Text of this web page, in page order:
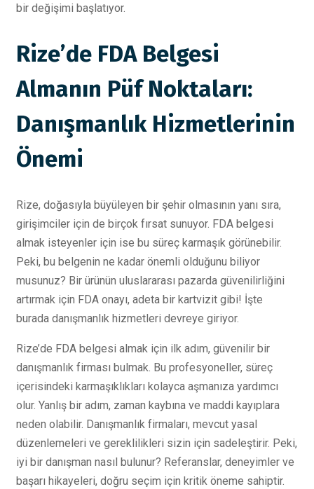
bir değişimi başlatıyor.
Rize’de FDA Belgesi
Almanın Püf Noktaları:
Danışmanlık Hizmetlerinin
Önemi
Rize, doğasıyla büyüleyen bir şehir olmasının yanı sıra,
girişimciler için de birçok fırsat sunuyor. FDA belgesi
almak isteyenler için ise bu süreç karmaşık görünebilir.
Peki, bu belgenin ne kadar önemli olduğunu biliyor
musunuz? Bir ürünün uluslararası pazarda güvenilirliğini
artırmak için FDA onayı, adeta bir kartvizit gibi! İşte
burada danışmanlık hizmetleri devreye giriyor.
Rize’de FDA belgesi almak için ilk adım, güvenilir bir
danışmanlık firması bulmak. Bu profesyoneller, süreç
içerisindeki karmaşıklıkları kolayca aşmanıza yardımcı
olur. Yanlış bir adım, zaman kaybına ve maddi kayıplara
neden olabilir. Danışmanlık firmaları, mevcut yasal
düzenlemeleri ve gereklilikleri sizin için sadeleştirir. Peki,
iyi bir danışman nasıl bulunur? Referanslar, deneyimler ve
başarı hikayeleri, doğru seçim için kritik öneme sahiptir.